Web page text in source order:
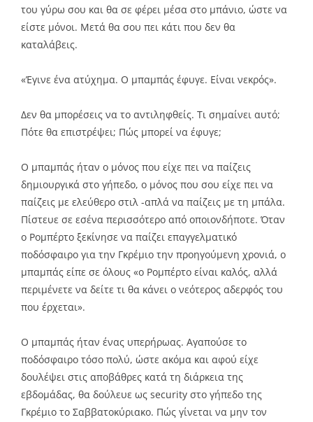
του γύρω σου και θα σε φέρει μέσα στο μπάνιο, ώστε να
είστε μόνοι. Μετά θα σου πει κάτι που δεν θα
καταλάβεις.
«Έγινε ένα ατύχημα. Ο μπαμπάς έφυγε. Είναι νεκρός».
Δεν θα μπορέσεις να το αντιληφθείς. Τι σημαίνει αυτό;
Πότε θα επιστρέψει; Πώς μπορεί να έφυγε;
Ο μπαμπάς ήταν ο μόνος που είχε πει να παίζεις
δημιουργικά στο γήπεδο, ο μόνος που σου είχε πει να
παίζεις με ελεύθερο στιλ -απλά να παίζεις με τη μπάλα.
Πίστευε σε εσένα περισσότερο από οποιονδήποτε. Όταν
ο Ρομπέρτο ξεκίνησε να παίζει επαγγελματικό
ποδόσφαιρο για την Γκρέμιο την προηγούμενη χρονιά, ο
μπαμπάς είπε σε όλους «ο Ρομπέρτο είναι καλός, αλλά
περιμένετε να δείτε τι θα κάνει ο νεότερος αδερφός του
που έρχεται».
Ο μπαμπάς ήταν ένας υπερήρωας. Αγαπούσε το
ποδόσφαιρο τόσο πολύ, ώστε ακόμα και αφού είχε
δουλέψει στις αποβάθρες κατά τη διάρκεια της
εβδομάδας, θα δούλευε ως security στο γήπεδο της
Γκρέμιο το Σαββατοκύριακο. Πώς γίνεται να μην τον